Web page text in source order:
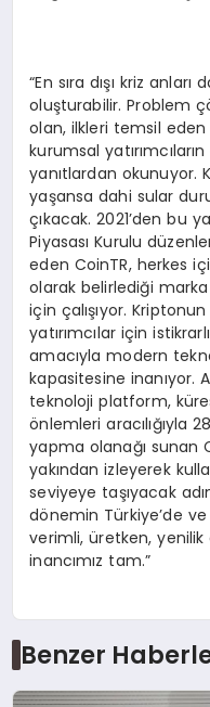
“En sıra dışı kriz
oluşturabilir. Problem
olan, ilkleri temsil
kurumsal
yanıtlardan okunuyor.
yaşansa dahi sular
çıkacak. 2021’den bu
Piyasası Kurulu
eden CoinTR, herkes
olarak belirlediği
için çalışıyor.
yatırımcılar için
amacıyla modern
kapasitesine inanıyor.
teknoloji platform,
önlemleri aracılığıyla
yapma olanağı sunan
yakından izleyerek
seviyeye taşıyacak
dönemin Türkiye’de
verimli, üretken, yenilik
inancımız tam.”
Benzer